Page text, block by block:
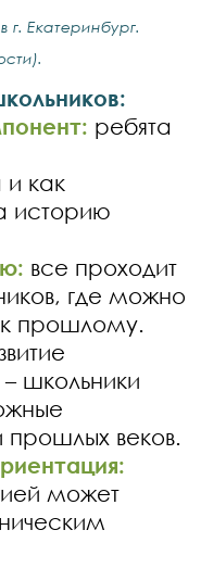
г. Екатеринбург.
ребята
как
историю
все проходит
где можно
к прошлому.
школьники
прошлых веков.
может